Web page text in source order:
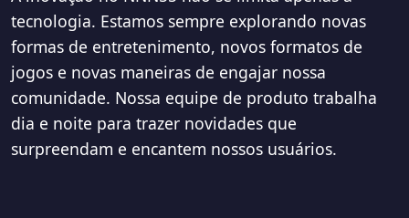
tecnologia. Estamos sempre explorando novas
formas de entretenimento, novos formatos de
jogos e novas maneiras de engajar nossa
comunidade. Nossa equipe de produto trabalha
dia e noite para trazer novidades que
surpreendam e encantem nossos usuários.